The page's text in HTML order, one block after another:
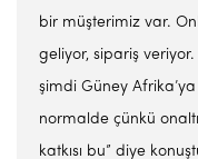
bir müşterimiz var.
geliyor, sipariş
şimdi Güney
normalde çünkü
katkısı bu” diye